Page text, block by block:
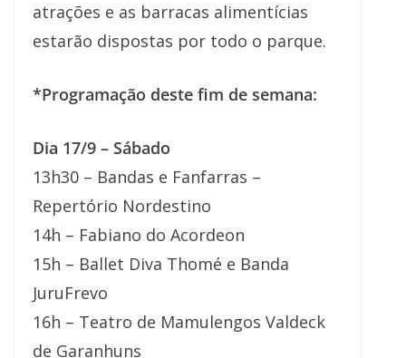
atrações e as barracas alimentícias
estarão dispostas por todo o parque.
*Programação deste fim de semana:
Dia 17/9 – Sábado
13h30 – Bandas e Fanfarras –
Repertório Nordestino
14h – Fabiano do Acordeon
15h – Ballet Diva Thomé e Banda
JuruFrevo
16h – Teatro de Mamulengos Valdeck
de Garanhuns